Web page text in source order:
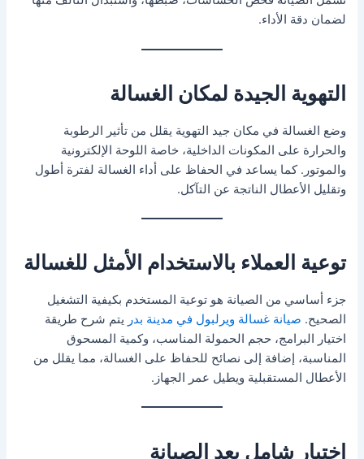
لضمان دقة الأداء.
التهوية الجيدة لمكان الغسالة
وضع الغسالة في مكان جيد التهوية يقلل من تأثير الرطوبة
والحرارة على المكونات الداخلية، خاصة اللوحة الإلكترونية
والموتور. كما يساعد في الحفاظ على أداء الغسالة لفترة أطول
وتقليل الأعطال الناتجة عن التآكل.
توعية العملاء بالاستخدام الأمثل للغسالة
جزء أساسي من الصيانة هو توعية المستخدم بكيفية التشغيل
الصحيح. صيانة غسالة ويرلبول في مدينة بدر يتم شرح طريقة
اختيار البرامج، حجم الحمولة المناسب، وكمية المسحوق
المناسبة، إضافة إلى نصائح للحفاظ على الغسالة، مما يقلل من
الأعطال المستقبلية ويطيل عمر الجهاز.
اختبار شامل بعد الصيانة